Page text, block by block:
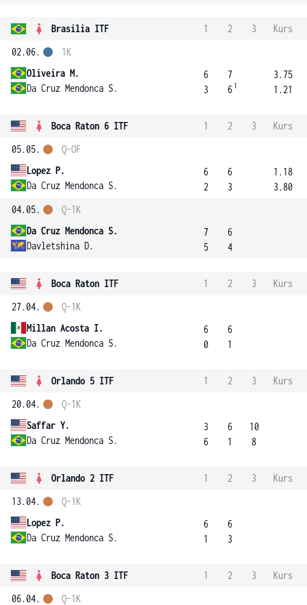
Brasília ITF 1 2 3
Kurs
02.06.
Oliveira M.
Da Cruz Mendonca S.
1K
6
3
7
6 1
3.75
1.21
Boca Raton 6 ITF 1 2 3
Kurs
05.05.
Lopez P.
Da Cruz Mendonca S.
Q-OF
6
2
6
3
1.18
3.80
04.05.
Da Cruz Mendonca S.
Davletshina D.
Q-1K
7
5
6
4
Boca Raton ITF 1 2 3
Kurs
27.04.
Millan Acosta I.
Da Cruz Mendonca S.
Q-1K
6
0
6
1
Orlando 5 ITF 1 2 3
Kurs
20.04.
Saffar Y.
Da Cruz Mendonca S.
Q-1K
3
6
6
1
10
8
Orlando 2 ITF 1 2 3
Kurs
13.04.
Lopez P.
Da Cruz Mendonca S.
Q-1K
6
1
6
3
Boca Raton 3 ITF 1 2 3
Kurs
06.04.
Q-1K